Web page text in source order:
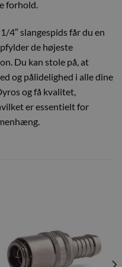
forhold.
4″ slangespids får du en
de højeste
Du kan stole på, at
og pålidelighed i alle dine
og få kvalitet,
er essentielt for